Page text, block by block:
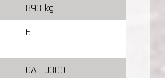
893 kg
6
CAT J300